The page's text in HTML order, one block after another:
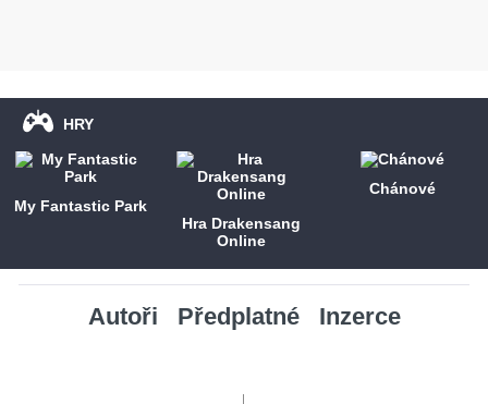
HRY
My Fantastic Park
Hra Drakensang
Online
Chánové
Autoři Předplatné Inzerce